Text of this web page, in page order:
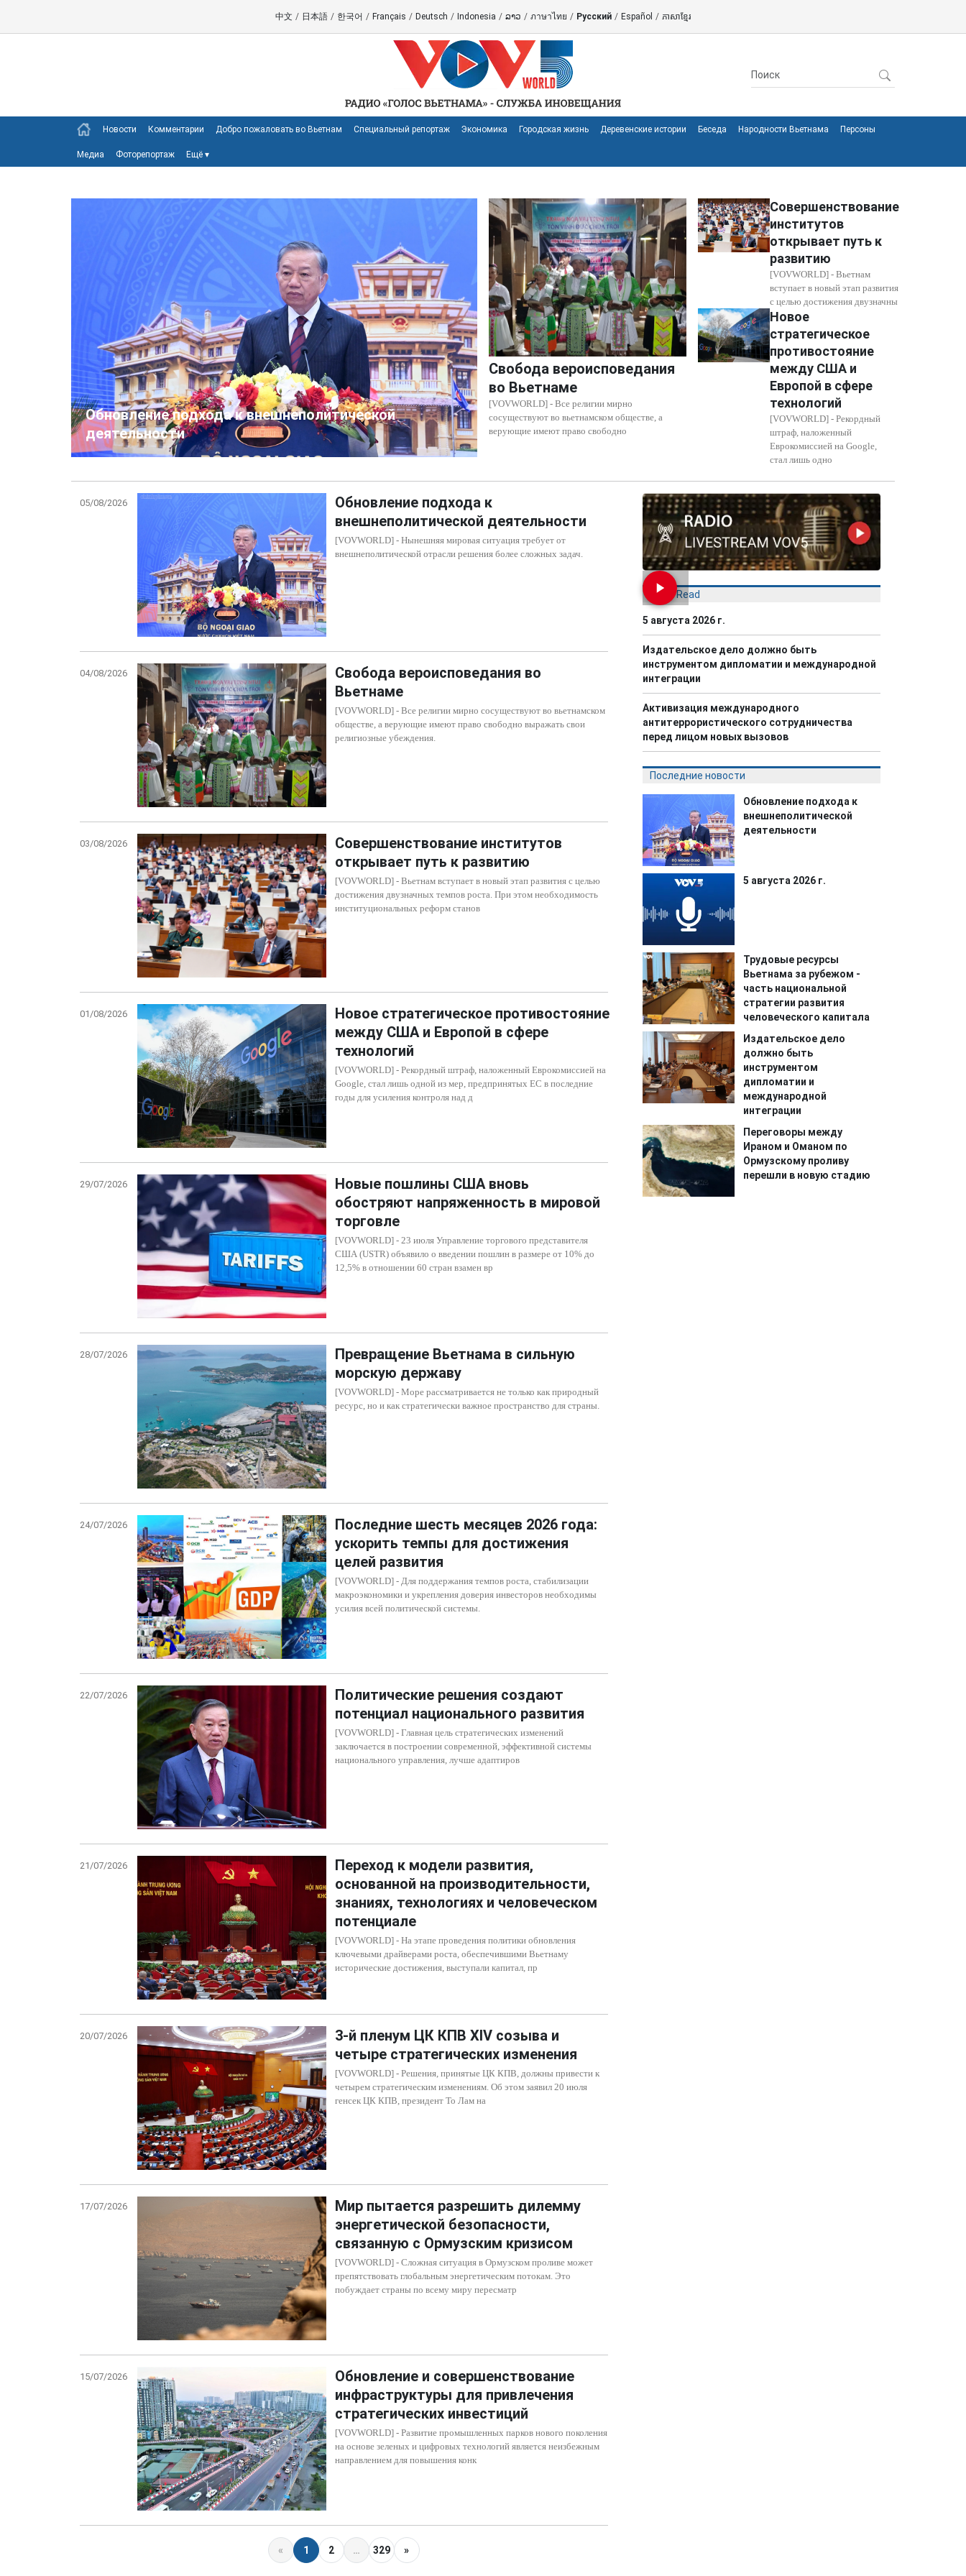
中文 / 日本語 / 한국어 / Français / Deutsch / Indonesia / ລາວ / ภาษาไทย / Русский / Español / ភាសាខ្មែរ
Новости Комментарии Добро пожаловать во Вьетнам Специальный репортаж Экономика Городская жизнь Деревенские истории Беседа Народности Вьетнама Персоны
Медиа Фоторепортаж Ещё ▾
Обновление подхода к внешнеполитической
деятельности
Свобода вероисповедания
во Вьетнаме
[VOVWORLD] - Все религии мирно
сосуществуют во вьетнамском обществе, а
верующие имеют право свободно
Совершенствование
институтов
открывает путь к
развитию
[VOVWORLD] - Вьетнам
вступает в новый этап развития
с целью достижения двузначны
Новое
стратегическое
противостояние
между США и
Европой в сфере
технологий
[VOVWORLD] - Рекордный
штраф, наложенный
Еврокомиссией на Google,
стал лишь одно
05/08/2026
Обновление подхода к
внешнеполитической деятельности
[VOVWORLD] - Нынешняя мировая ситуация требует от
внешнеполитической отрасли решения более сложных задач.
04/08/2026
Свобода вероисповедания во
Вьетнаме
[VOVWORLD] - Все религии мирно сосуществуют во вьетнамском
обществе, а верующие имеют право свободно выражать свои
религиозные убеждения.
03/08/2026
Совершенствование институтов
открывает путь к развитию
[VOVWORLD] - Вьетнам вступает в новый этап развития с целью
достижения двузначных темпов роста. При этом необходимость
институциональных реформ станов
01/08/2026
Новое стратегическое противостояние
между США и Европой в сфере
технологий
[VOVWORLD] - Рекордный штраф, наложенный Еврокомиссией на
Google, стал лишь одной из мер, предпринятых ЕС в последние
годы для усиления контроля над д
29/07/2026
Новые пошлины США вновь
обостряют напряженность в мировой
торговле
[VOVWORLD] - 23 июля Управление торгового представителя
США (USTR) объявило о введении пошлин в размере от 10% до
12,5% в отношении 60 стран взамен вр
28/07/2026
Превращение Вьетнама в сильную
морскую державу
[VOVWORLD] - Море рассматривается не только как природный
ресурс, но и как стратегически важное пространство для страны.
24/07/2026
Последние шесть месяцев 2026 года:
ускорить темпы для достижения
целей развития
[VOVWORLD] - Для поддержания темпов роста, стабилизации
макроэкономики и укрепления доверия инвесторов необходимы
усилия всей политической системы.
22/07/2026
Политические решения создают
потенциал национального развития
[VOVWORLD] - Главная цель стратегических изменений
заключается в построении современной, эффективной системы
национального управления, лучше адаптиров
21/07/2026
Переход к модели развития,
основанной на производительности,
знаниях, технологиях и человеческом
потенциале
[VOVWORLD] - На этапе проведения политики обновления
ключевыми драйверами роста, обеспечившими Вьетнаму
исторические достижения, выступали капитал, пр
20/07/2026
3-й пленум ЦК КПВ XIV созыва и
четыре стратегических изменения
[VOVWORLD] - Решения, принятые ЦК КПВ, должны привести к
четырем стратегическим изменениям. Об этом заявил 20 июля
генсек ЦК КПВ, президент То Лам на
17/07/2026
Мир пытается разрешить дилемму
энергетической безопасности,
связанную с Ормузским кризисом
[VOVWORLD] - Сложная ситуация в Ормузском проливе может
препятствовать глобальным энергетическим потокам. Это
побуждает страны по всему миру пересматр
15/07/2026
Обновление и совершенствование
инфраструктуры для привлечения
стратегических инвестиций
[VOVWORLD] - Развитие промышленных парков нового поколения
на основе зеленых и цифровых технологий является неизбежным
направлением для повышения конк
« 1 2 … 329 »
Most Read
5 августа 2026 г.
Издательское дело должно быть
инструментом дипломатии и международной
интеграции
Активизация международного
антитеррористического сотрудничества
перед лицом новых вызовов
Последние новости
Обновление подхода к
внешнеполитической
деятельности
5 августа 2026 г.
Трудовые ресурсы
Вьетнама за рубежом -
часть национальной
стратегии развития
человеческого капитала
Издательское дело
должно быть
инструментом
дипломатии и
международной
интеграции
Переговоры между
Ираном и Оманом по
Ормузскому проливу
перешли в новую стадию